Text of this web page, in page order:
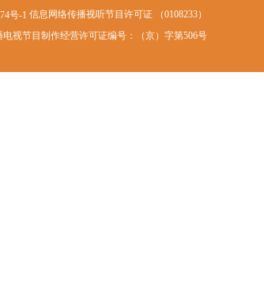
号-1 信息网络传播视听节目许可证 （0108233）
电视节目制作经营许可证编号：（京）字第506号